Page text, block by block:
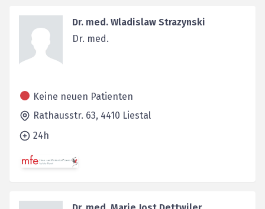
Dr. med. Wladislaw Strazynski
Dr. med.
Keine neuen Patienten
Rathausstr. 63, 4410 Liestal
24h